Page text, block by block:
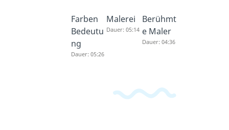
Farben
Bedeutu
ng
Dauer: 05:26
Malerei
Dauer: 05:14
Berühmt
e Maler
Dauer: 04:36